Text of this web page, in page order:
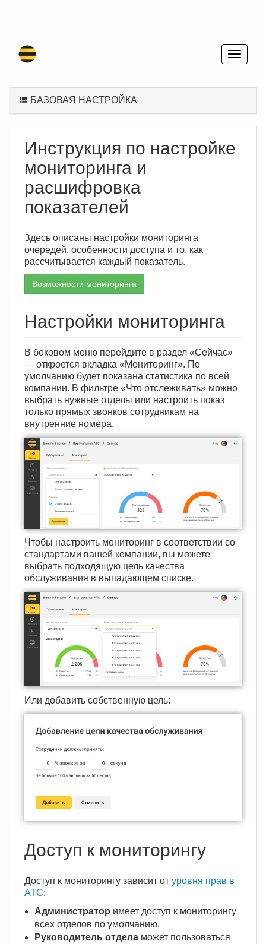
БАЗОВАЯ НАСТРОЙКА
Инструкция по настройке
мониторинга и
расшифровка
показателей
Здесь описаны настройки мониторинга
очередей, особенности доступа и то, как
рассчитывается каждый показатель.
Возможности мониторинга
Настройки мониторинга
В боковом меню перейдите в раздел «Сейчас»
— откроется вкладка «Мониторинг». По
умолчанию будет показана статистика по всей
компании. В фильтре «Что отслеживать» можно
выбрать нужные отделы или настроить показ
только прямых звонков сотрудникам на
внутренние номера.
Чтобы настроить мониторинг в соответствии со
стандартами вашей компании, вы можете
выбрать подходящую цель качества
обслуживания в выпадающем списке.
Или добавить собственную цель:
Доступ к мониторингу
Доступ к мониторингу зависит от уровня прав в
АТС:
Администратор имеет доступ к мониторингу
всех отделов по умолчанию.
Руководитель отдела может пользоваться